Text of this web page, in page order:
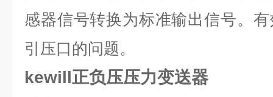
感器信号转换为标准输出信号。
引压口的问题。
kewill正负压压力变送器